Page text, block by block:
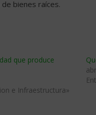
bienes raíces.
que produce
e Infraestructura»